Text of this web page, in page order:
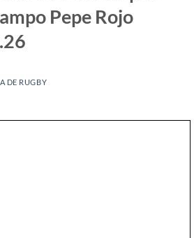
Pepe Rojo
DE RUGBY